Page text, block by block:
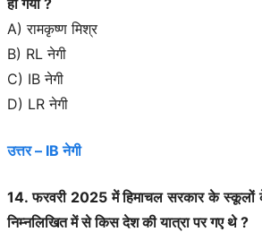
A) रामकृष्ण मिश्र
B) RL नेगी
C) IB नेगी
D) LR नेगी
उत्तर – IB नेगी
14. फरवरी 2025 में हिमाचल सरकार के स्कूलों
निम्नलिखित में से किस देश की यात्रा पर गए थे ?